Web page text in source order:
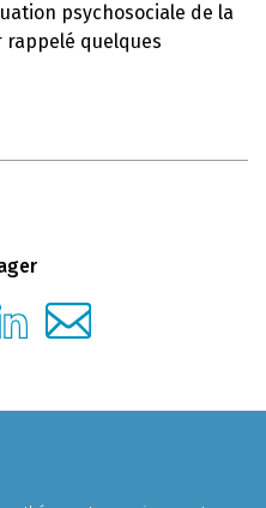
psychosociale de la
quelques